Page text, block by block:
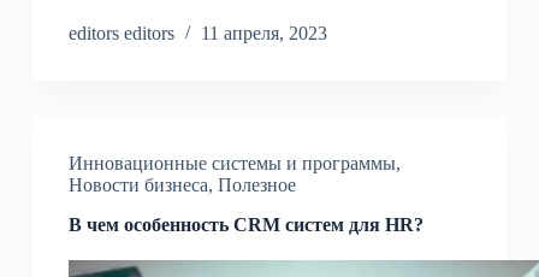
editors editors 11 апреля, 2023
Инновационные системы и программы,
Новости бизнеса, Полезное
В чем особенность CRM систем для HR?